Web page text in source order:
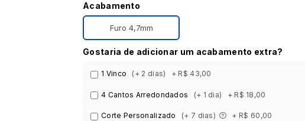
Acabamento
Furo 4,7mm
Gostaria de adicionar um acabamento extra?
1 Vinco (+ 2 dias) + R$ 43,00
4 Cantos Arredondados (+ 1 dia) + R$ 18,00
Corte Personalizado (+ 7 dias) + R$ 60,00